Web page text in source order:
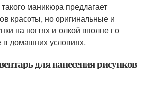
маникюра предлагает
красоты, но оригинальные и
на ногтях иголкой вполне по
в домашних условиях.
для нанесения рисунков